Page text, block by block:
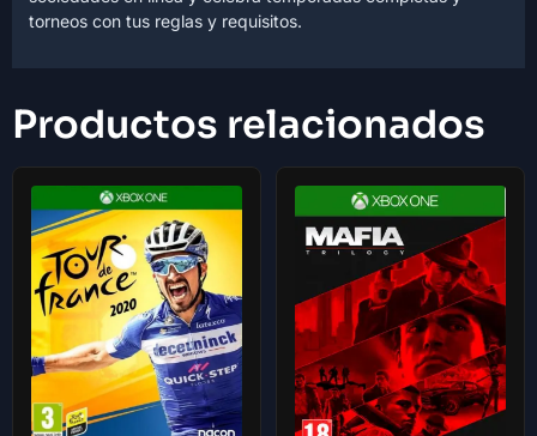
torneos con tus reglas y requisitos.
Productos relacionados